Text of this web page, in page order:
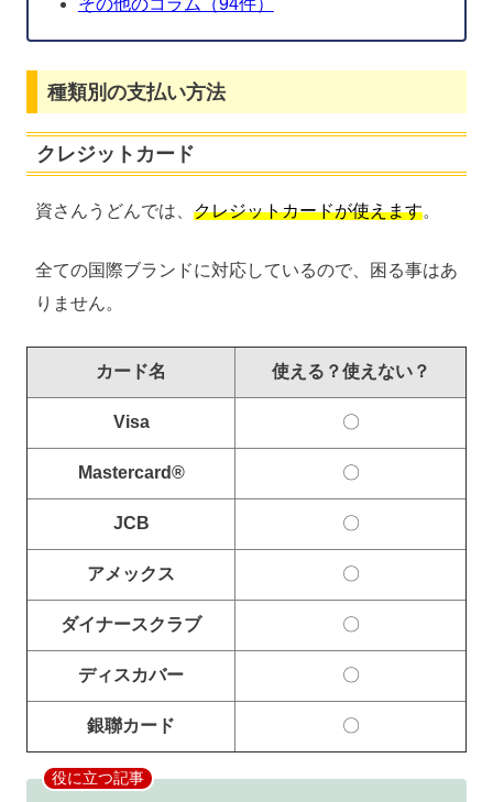
その他のコラム（94件）
種類別の支払い方法
クレジットカード
資さんうどんでは、 クレジットカードが使えます。
全ての国際ブランドに対応しているので、困る事はあ
りません。
カード名 使える？使えない？
Visa 〇
Mastercard® 〇
JCB 〇
アメックス 〇
ダイナースクラブ 〇
ディスカバー 〇
銀聯カード 〇
役に立つ記事